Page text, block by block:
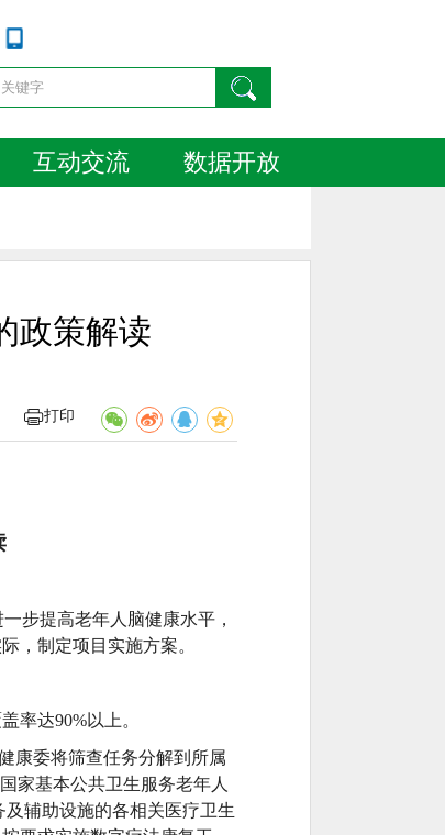
互动交流 数据开放
政策解读
打印
步提高老年人脑健康水平，
，制定项目实施方案。
率达90%以上。
康委将筛查任务分解到所属
家基本公共卫生服务老年人
辅助设施的各相关医疗卫生